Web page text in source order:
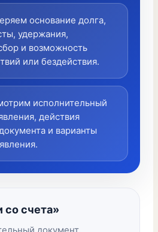
основание долга,
удержания,
и возможность
или бездействия.
исполнительный
действия
и варианты
со счета»